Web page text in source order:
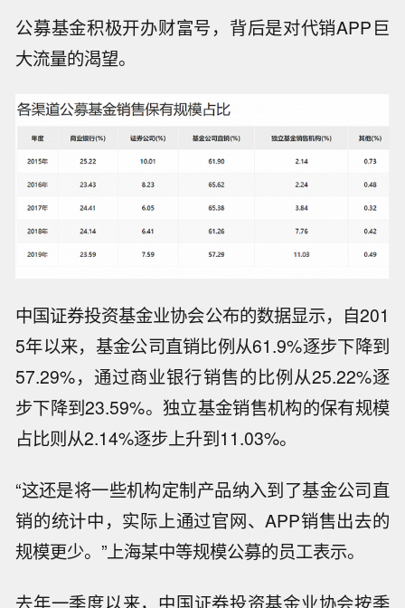
公募基金积极开办财富号，背后是对代销APP巨
大流量的渴望。
中国证券投资基金业协会公布的数据显示，自201
5年以来，基金公司直销比例从61.9%逐步下降到
57.29%，通过商业银行销售的比例从25.22%逐
步下降到23.59%。独立基金销售机构的保有规模
占比则从2.14%逐步上升到11.03%。
“这还是将一些机构定制产品纳入到了基金公司直
销的统计中，实际上通过官网、APP销售出去的
规模更少。”上海某中等规模公募的员工表示。
去年一季度以来，中国证券投资基金业协会按季